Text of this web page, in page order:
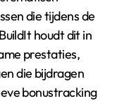
die tijdens de
houdt dit in
prestaties,
die bijdragen
bonustracking